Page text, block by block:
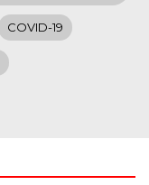
COVID-19